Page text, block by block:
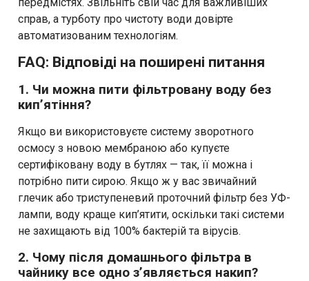
справ, а турботу про чистоту води довірте
автоматизованим технологіям.
FAQ: Відповіді на поширені питання
1. Чи можна пити фільтровану воду без
кип’ятіння?
Якщо ви використовуєте систему зворотного
осмосу з новою мембраною або купуєте
сертифіковану воду в бутлях — так, її можна і
потрібно пити сирою. Якщо ж у вас звичайний
глечик або триступеневий проточний фільтр без УФ-
лампи, воду краще кип’ятити, оскільки такі системи
не захищають від 100% бактерій та вірусів.
2. Чому після домашнього фільтра в
чайнику все одно з’являється накип?